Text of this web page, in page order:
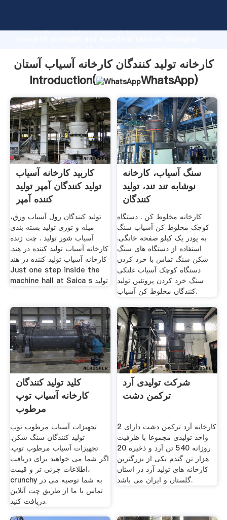
Grasping strong production capability, advanced
the value and bring values to all of customers.
کارخانه تولید کنندگان کارخانه آسیاب آستان
Introduction(
WhatsApp)
کاربید کارخانه آسیاب
تولید کنندگان آمپر تولید
کننده آمپر
تولید کنندگان رول آسیاب ورق،
میله و توری تولید بسته بندی
آسیاب شور تولید . چت زنده
کارخانه آسیاب تولید کننده در هند.
کارخانه آسیاب تولید کننده در هند
Just one step inside the
machine hall at Saica s تولید
سنگ آسیاب، کارخانه
نوشابه تند تند، تولید
کنندگان
کارخانه مخلوط کن . دستگاه
کوچک مخلوط کن آسیاب سنگ
به پودر یک کیلو صفحه خانگی.
استفاده از دستگاه های سنگ
شکن سنگ تماس با خرد کردن
دستگاه کوچک آسیاب غلتکی
سنگ خرد کردن پروتئین تولید
کنندگان مخلوط کن آسیاب.
کلید تولید کنندگان
کارخانه آسیاب توپ
مرطوب
تجهیزات آسیاب مرطوب توپ
تولید کنندگان سنگ شکن.
تجهیزات آسیاب مرطوب توپ.
اگر شما می خواهید برای دریافت
اطلاعات جزئی تر و قیمت،
crunchy به شما توصیه می در
تماس با ما از طریق چت آنلاین
دریافت کنید.
شرکت تولیدی آرد
ترکمن دشت
کارخانه آرد ترکمن دشت دارای 2
واحد توليدی مجموعا با ظرفيت
روزانه 540 تن آرد و ذخيره 20
هزار تن گندم يكی از بزرگترين
کارخانه های توليد آرد در استان
گلستان و ایران می باشد.